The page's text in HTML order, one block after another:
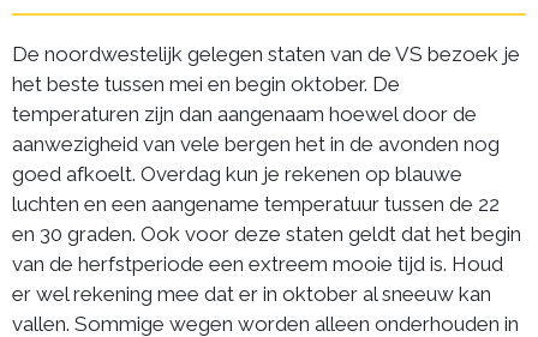
De noordwestelijk gelegen staten van de VS bezoek je
het beste tussen mei en begin oktober. De
temperaturen zijn dan aangenaam hoewel door de
aanwezigheid van vele bergen het in de avonden nog
goed afkoelt. Overdag kun je rekenen op blauwe
luchten en een aangename temperatuur tussen de 22
en 30 graden. Ook voor deze staten geldt dat het begin
van de herfstperiode een extreem mooie tijd is. Houd
er wel rekening mee dat er in oktober al sneeuw kan
vallen. Sommige wegen worden alleen onderhouden in